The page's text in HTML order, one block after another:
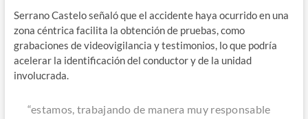
Serrano Castelo señaló que el accidente haya ocurrido en una
zona céntrica facilita la obtención de pruebas, como
grabaciones de videovigilancia y testimonios, lo que podría
acelerar la identificación del conductor y de la unidad
involucrada.
“estamos, trabajando de manera muy responsable